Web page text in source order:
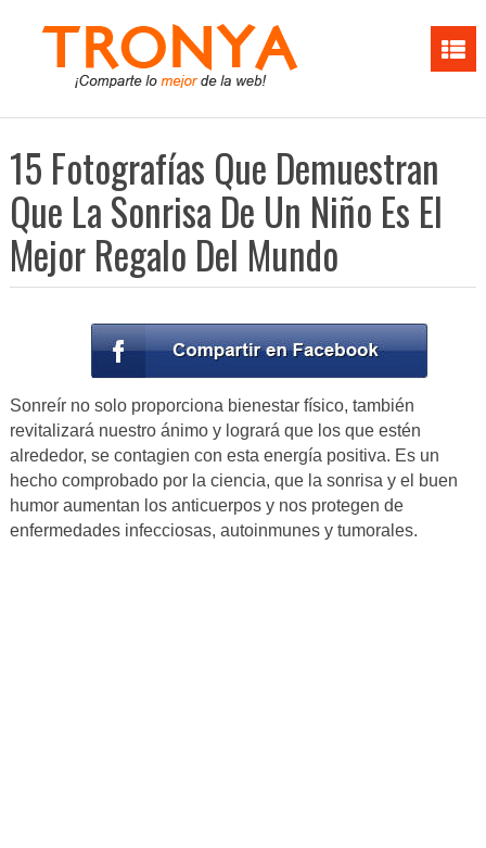
15 Fotografías Que Demuestran
Que La Sonrisa De Un Niño Es El
Mejor Regalo Del Mundo
Sonreír no solo proporciona bienestar físico, también
revitalizará nuestro ánimo y logrará que los que estén
alrededor, se contagien con esta energía positiva. Es un
hecho comprobado por la ciencia, que la sonrisa y el buen
humor aumentan los anticuerpos y nos protegen de
enfermedades infecciosas, autoinmunes y tumorales.